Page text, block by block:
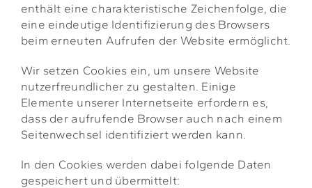
enthält eine charakteristische Zeichenfolge, die
eine eindeutige Identifizierung des Browsers
beim erneuten Aufrufen der Website ermöglicht.
Wir setzen Cookies ein, um unsere Website
nutzerfreundlicher zu gestalten. Einige
Elemente unserer Internetseite erfordern es,
dass der aufrufende Browser auch nach einem
Seitenwechsel identifiziert werden kann.
In den Cookies werden dabei folgende Daten
gespeichert und übermittelt: